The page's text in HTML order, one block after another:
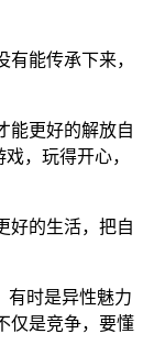
能传承下来，
能更好的解放自
，玩得开心，
好的生活，把自
有时是异性魅力
仅是竞争，要懂